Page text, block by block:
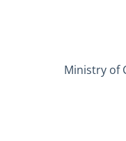
Ministry of